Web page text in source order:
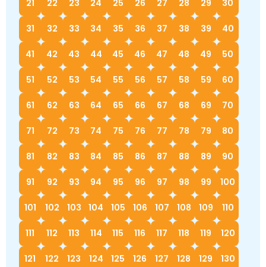
21 22 23 24 25 26 27 28 29 30
31 32 33 34 35 36 37 38 39 40
41 42 43 44 45 46 47 48 49 50
51 52 53 54 55 56 57 58 59 60
61 62 63 64 65 66 67 68 69 70
71 72 73 74 75 76 77 78 79 80
81 82 83 84 85 86 87 88 89 90
91 92 93 94 95 96 97 98 99 100
101 102 103 104 105 106 107 108 109 110
111 112 113 114 115 116 117 118 119 120
121 122 123 124 125 126 127 128 129 130